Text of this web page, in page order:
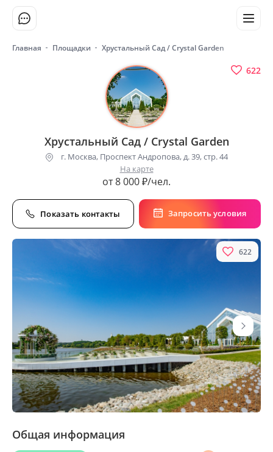
Главная Площадки Хрустальный Сад / Crystal Garden
622
Хрустальный Сад / Crystal Garden
г. Москва, Проспект Андропова, д. 39, стр. 44
На карте
от 8 000 ₽/чел.
Запросить условия
Показать контакты
622
Общая информация